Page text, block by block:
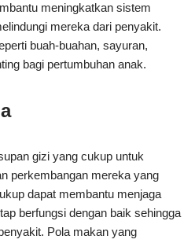
meningkatkan sistem
mereka dari penyakit.
buah-buahan, sayuran,
bagi pertumbuhan anak.
gizi yang cukup untuk
perkembangan mereka yang
dapat membantu menjaga
berfungsi dengan baik sehingga
Pola makan yang